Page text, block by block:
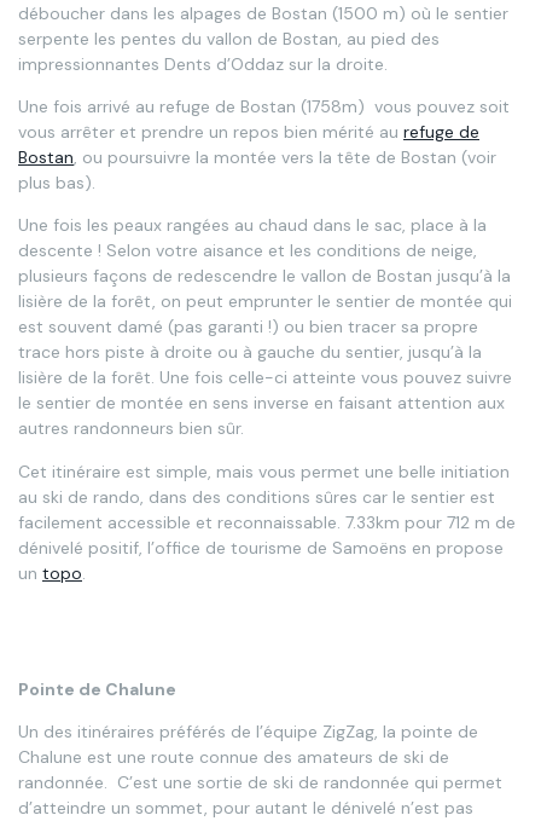
déboucher dans les alpages de Bostan (1500 m) où le sentier
serpente les pentes du vallon de Bostan, au pied des
impressionnantes Dents d’Oddaz sur la droite.
Une fois arrivé au refuge de Bostan (1758m) vous pouvez soit
vous arrêter et prendre un repos bien mérité au refuge de
Bostan, ou poursuivre la montée vers la tête de Bostan (voir
plus bas).
Une fois les peaux rangées au chaud dans le sac, place à la
descente ! Selon votre aisance et les conditions de neige,
plusieurs façons de redescendre le vallon de Bostan jusqu’à la
lisière de la forêt, on peut emprunter le sentier de montée qui
est souvent damé (pas garanti !) ou bien tracer sa propre
trace hors piste à droite ou à gauche du sentier, jusqu’à la
lisière de la forêt. Une fois celle-ci atteinte vous pouvez suivre
le sentier de montée en sens inverse en faisant attention aux
autres randonneurs bien sûr.
Cet itinéraire est simple, mais vous permet une belle initiation
au ski de rando, dans des conditions sûres car le sentier est
facilement accessible et reconnaissable. 7.33km pour 712 m de
dénivelé positif, l’office de tourisme de Samoëns en propose
un topo.
Pointe de Chalune
Un des itinéraires préférés de l’équipe ZigZag, la pointe de
Chalune est une route connue des amateurs de ski de
randonnée. C’est une sortie de ski de randonnée qui permet
d’atteindre un sommet, pour autant le dénivelé n’est pas